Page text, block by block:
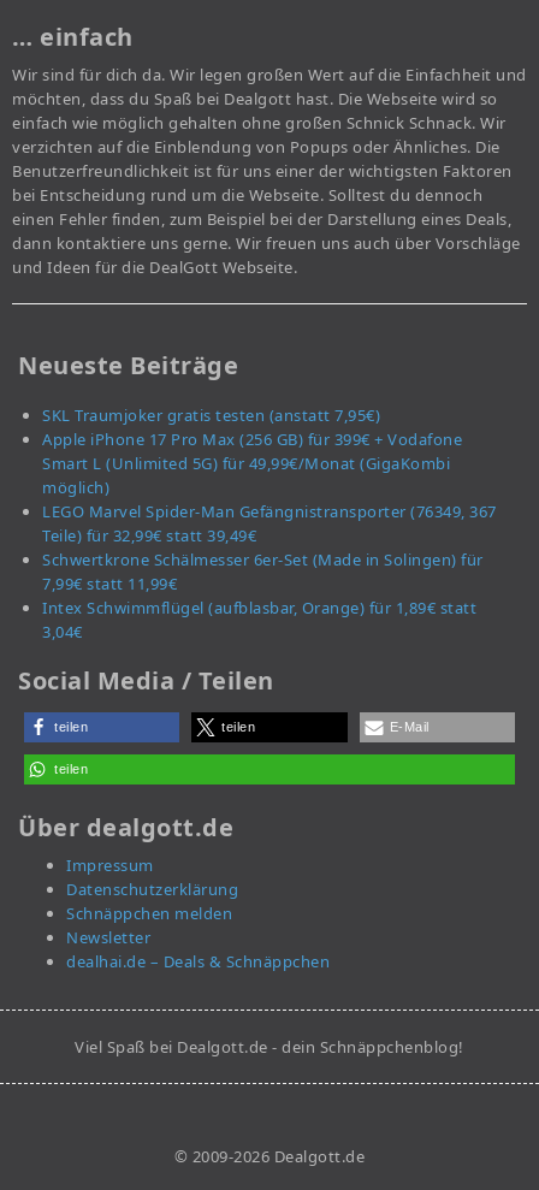
… einfach
Wir sind für dich da. Wir legen großen Wert auf die Einfachheit und
möchten, dass du Spaß bei Dealgott hast. Die Webseite wird so
einfach wie möglich gehalten ohne großen Schnick Schnack. Wir
verzichten auf die Einblendung von Popups oder Ähnliches. Die
Benutzerfreundlichkeit ist für uns einer der wichtigsten Faktoren
bei Entscheidung rund um die Webseite. Solltest du dennoch
einen Fehler finden, zum Beispiel bei der Darstellung eines Deals,
dann kontaktiere uns gerne. Wir freuen uns auch über Vorschläge
und Ideen für die DealGott Webseite.
Neueste Beiträge
SKL Traumjoker gratis testen (anstatt 7,95€)
Apple iPhone 17 Pro Max (256 GB) für 399€ + Vodafone
Smart L (Unlimited 5G) für 49,99€/Monat (GigaKombi
möglich)
LEGO Marvel Spider-Man Gefängnistransporter (76349, 367
Teile) für 32,99€ statt 39,49€
Schwertkrone Schälmesser 6er-Set (Made in Solingen) für
7,99€ statt 11,99€
Intex Schwimmflügel (aufblasbar, Orange) für 1,89€ statt
3,04€
Social Media / Teilen
teilen teilen E-Mail
teilen
Über dealgott.de
Impressum
Datenschutzerklärung
Schnäppchen melden
Newsletter
dealhai.de – Deals & Schnäppchen
Viel Spaß bei Dealgott.de - dein Schnäppchenblog!
© 2009-2026 Dealgott.de